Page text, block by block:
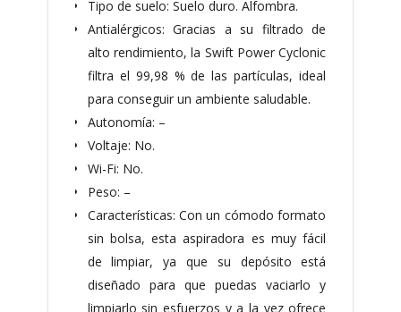
Tipo de suelo: Suelo duro. Alfombra.
Antialérgicos: Gracias a su filtrado de
alto rendimiento, la Swift Power Cyclonic
filtra el 99,98 % de las partículas, ideal
para conseguir un ambiente saludable.
Autonomía: –
Voltaje: No.
Wi-Fi: No.
Peso: –
Características: Con un cómodo formato
sin bolsa, esta aspiradora es muy fácil
de limpiar, ya que su depósito está
diseñado para que puedas vaciarlo y
limpiarlo sin esfuerzos y a la vez ofrece